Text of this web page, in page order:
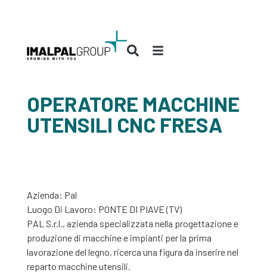
OPERATORE MACCHINE
UTENSILI CNC FRESA
Azienda: Pal
Luogo Di Lavoro: PONTE DI PIAVE (TV)
PAL S.r.l., azienda specializzata nella progettazione e
produzione di macchine e impianti per la prima
lavorazione del legno, ricerca una figura da inserire nel
reparto macchine utensili.